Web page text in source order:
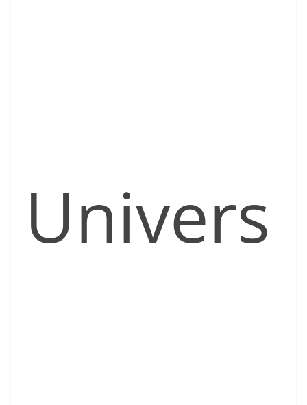
Univers